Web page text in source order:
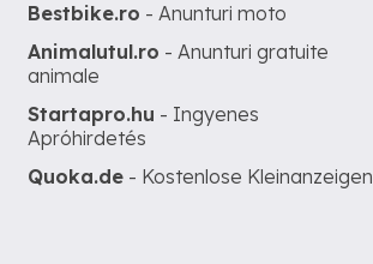
Bestbike.ro - Anunturi moto
Animalutul.ro - Anunturi gratuite
animale
Startapro.hu - Ingyenes
Apróhirdetés
Quoka.de - Kostenlose Kleinanzeigen